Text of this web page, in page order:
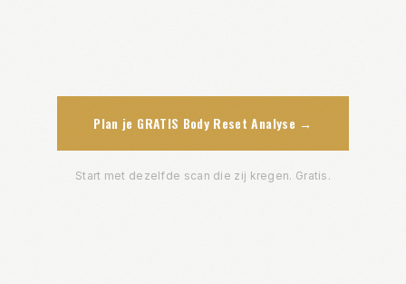
Plan je GRATIS Body Reset Analyse →
Start met dezelfde scan die zij kregen. Gratis.